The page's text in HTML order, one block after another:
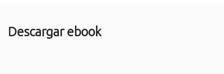
Descargar ebook